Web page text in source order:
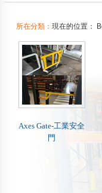
所在分類： 現在的位置：
Axes Gate-工業安全
門